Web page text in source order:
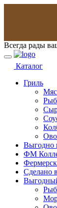
Всегда рады
Каталог
Гриль
Выгодно
ФМ
Сделано